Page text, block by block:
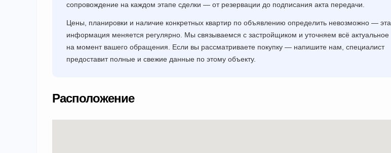
сопровождение на каждом этапе сделки — от резервации до подписания акта передачи.
Цены, планировки и наличие конкретных квартир по объявлению определить невозможно — эта
информация меняется регулярно. Мы связываемся с застройщиком и уточняем всё актуальное
на момент вашего обращения. Если вы рассматриваете покупку — напишите нам, специалист
предоставит полные и свежие данные по этому объекту.
Расположение